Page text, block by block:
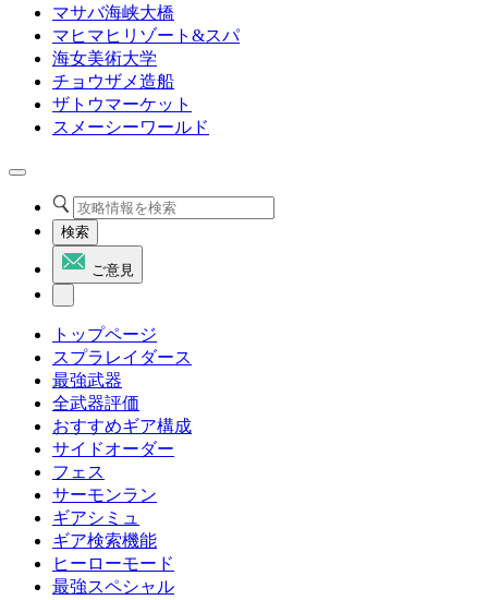
マサバ海峡大橋
マヒマヒリゾート&スパ
海女美術大学
チョウザメ造船
ザトウマーケット
スメーシーワールド
検索
ご意見
トップページ
スプラレイダース
最強武器
全武器評価
おすすめギア構成
サイドオーダー
フェス
サーモンラン
ギアシミュ
ギア検索機能
ヒーローモード
最強スペシャル